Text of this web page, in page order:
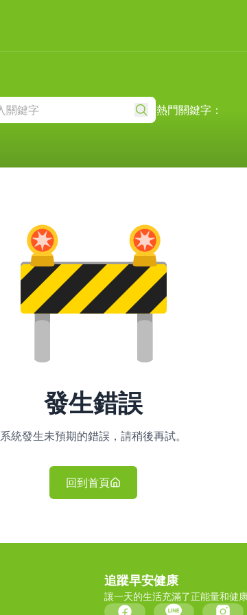
熱門關鍵字：
發生錯誤
系統發生未預期的錯誤，請稍後再試。
回到首頁
追蹤早安健康
讓一天的生活充滿了正能量和健